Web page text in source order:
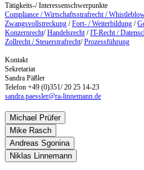
Tätigkeits-/ Interessenschwerpunkte
Compliance / Wirtschaftsstrafrecht /
Zwangsvollstreckung /Fort- / Weiterbildung /
Konzernrecht/Handelsrecht /IT-Recht /
Zollrecht / Steuerstrafrecht/Prozessführung
Kontakt
Sekretariat
Sandra Päßler
Telefon +49 (0)351/ 20 25 14-23
sandra.paessler@ra-linnemann.de
Michael Prüfer
Mike Rasch
Andreas Sgonina
Niklas Linnemann